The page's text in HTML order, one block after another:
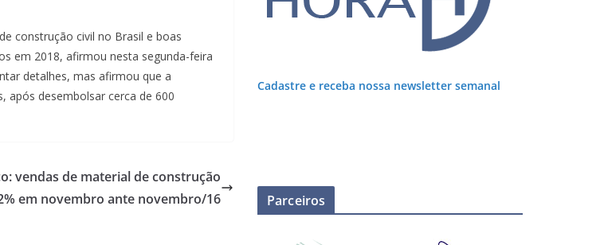
construção civil no Brasil e boas
em 2018, afirmou nesta segunda-feira
detalhes, mas afirmou que a
após desembolsar cerca de 600
vendas de material de construção
em novembro ante novembro/16
Cadastre e receba nossa newsletter semanal
Parceiros